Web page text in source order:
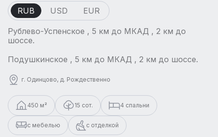
RUB USD EUR
Рублево-Успенское , 5 км до МКАД , 2 км до
шоссе.
Подушкинское , 5 км до МКАД , 2 км до шоссе.
г. Одинцово, д. Рождественно
450 м² 15 сот. 4 спальни
с мебелью с отделкой